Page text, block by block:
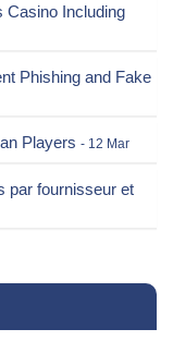
Casino Including
Phishing and Fake
Players - 12 Mar
par fournisseur et